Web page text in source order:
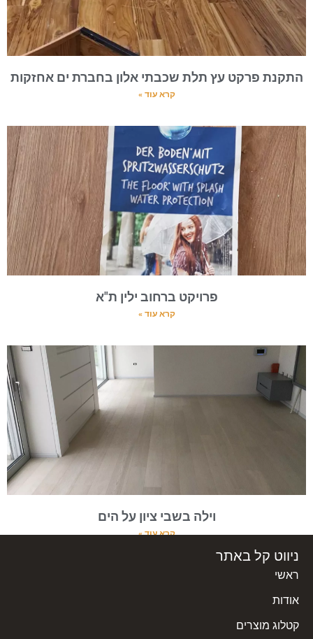
התקנת פרקט עץ תלת שכבתי אלון בחברת ים אחזקות
קרא עוד »
פרויקט ברחוב ילין ת"א
קרא עוד »
וילה בשבי ציון על הים
קרא עוד »
ניווט קל באתר
ראשי
אודות
קטלוג מוצרים